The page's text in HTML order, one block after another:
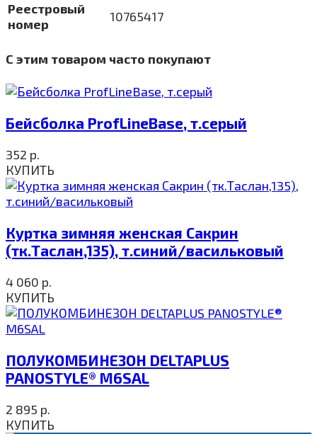
Реестровый
номер
10765417
С этим товаром часто покупают
Бейсболка ProfLineBase, т.серый
352 р.
КУПИТЬ
Куртка зимняя женская Сакрин
(тк.Таслан,135), т.синий/васильковый
4 060 р.
КУПИТЬ
ПОЛУКОМБИНЕЗОН DELTAPLUS
PANOSTYLE® M6SAL
2 895 р.
КУПИТЬ